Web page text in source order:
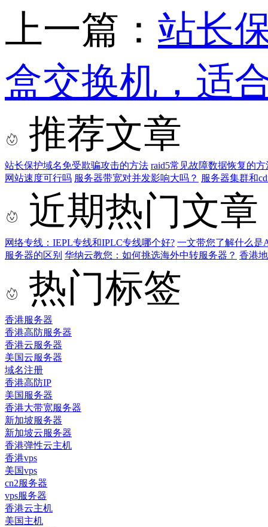
上一篇： 站长
盒交换机，适
推荐文章
站长保护域名免受欺骗攻击的方法 raid5常见故障数据恢复的
网站速度可行吗 服务器带宽对并发影响大吗？ 服务器集群和
近期热门文章
网络专线：IEPL专线和IPLC专线哪个好? 一文带您了解什么是
服务器的区别 华纳云教您：如何挑选海外中转服务器？ 香港
热门标签
香港服务器
香港高防服务器
香港云服务器
美国云服务器
域名注册
香港高防IP
美国服务器
香港大带宽服务器
新加坡服务器
新加坡云服务器
香港弹性云主机
香港vps
美国vps
cn2服务器
vps服务器
香港云主机
美国主机